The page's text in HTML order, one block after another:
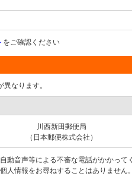
をご確認ください
なります。
川西新田郵便局
（日本郵便株式会社）
動音声等による不審な電話がかかって
人情報をお尋ねすることはありません。